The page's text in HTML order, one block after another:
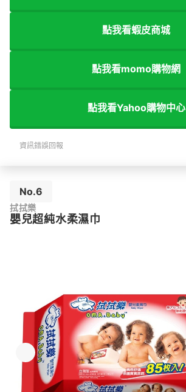
點我看蝦皮商城
點我看momo購物網
點我看Yahoo購物中心
資訊錯誤回報
No.6
拭拭樂
嬰兒超純水柔濕巾